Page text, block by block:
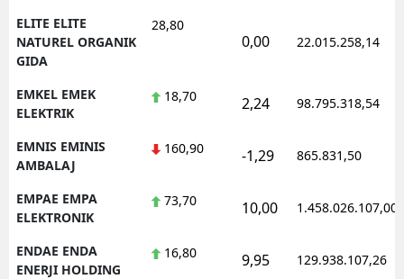
ELITE ELITE
NATUREL ORGANIK
GIDA
28,80
0,00 22.015.258,14
EMKEL EMEK
ELEKTRIK
18,70 2,24 98.795.318,54
EMNIS EMINIS
AMBALAJ
160,90 -1,29 865.831,50
EMPAE EMPA
ELEKTRONIK
73,70 10,00 1.458.026.107,00
ENDAE ENDA
ENERJI HOLDING
16,80 9,95 129.938.107,26